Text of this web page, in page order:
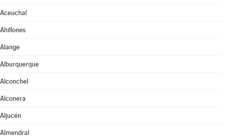
Aceuchal
Ahillones
Alange
Alburquerque
Alconchel
Alconera
Aljucén
Almendral